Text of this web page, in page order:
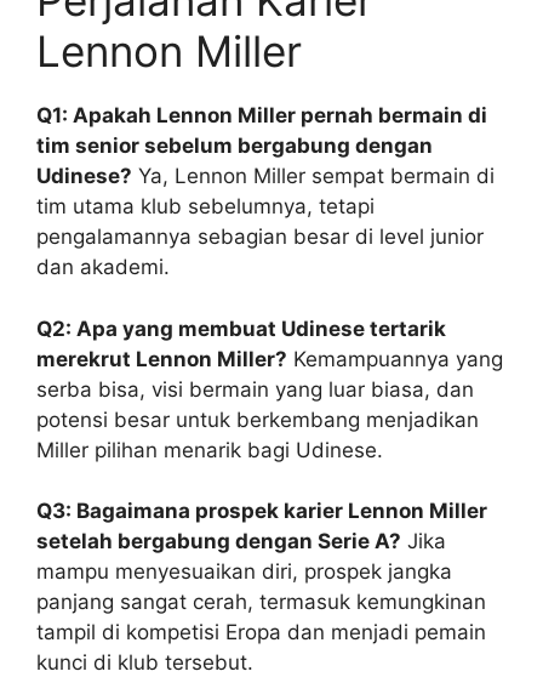
Lennon Miller
Q1: Apakah Lennon Miller pernah bermain di
tim senior sebelum bergabung dengan
Udinese? Ya, Lennon Miller sempat bermain di
tim utama klub sebelumnya, tetapi
pengalamannya sebagian besar di level junior
dan akademi.
Q2: Apa yang membuat Udinese tertarik
merekrut Lennon Miller? Kemampuannya yang
serba bisa, visi bermain yang luar biasa, dan
potensi besar untuk berkembang menjadikan
Miller pilihan menarik bagi Udinese.
Q3: Bagaimana prospek karier Lennon Miller
setelah bergabung dengan Serie A? Jika
mampu menyesuaikan diri, prospek jangka
panjang sangat cerah, termasuk kemungkinan
tampil di kompetisi Eropa dan menjadi pemain
kunci di klub tersebut.